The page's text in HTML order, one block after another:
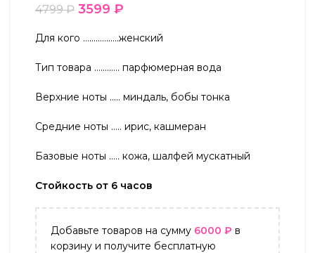
4799₽ 3599 ₽
Для кого ……………..женский
Тип товара ………… парфюмерная вода
Верхние ноты ….. миндаль, бобы тонка
Средние ноты ….. ирис, кашмеран
Базовые ноты ….. кожа, шалфей мускатный
Стойкость от 6 часов
Добавьте товаров на сумму 6000 ₽ в
корзину и получите бесплатную